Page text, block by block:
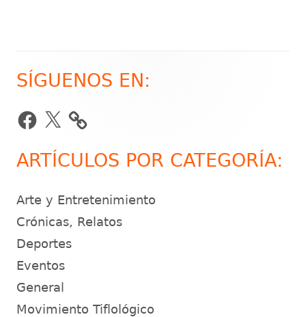
Barra
lateral
SÍGUENOS EN:
Facebook
X
ARTÍCULOS POR CATEGORÍA:
Arte y Entretenimiento
Crónicas, Relatos
Deportes
Eventos
General
Movimiento Tiflológico